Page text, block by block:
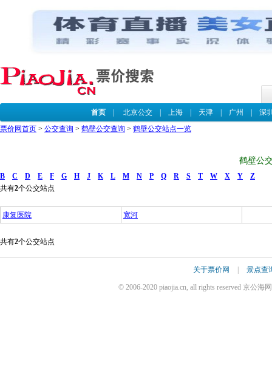
首页| 北京公交| 上海| 天津| 广州
深
票价网首页 > 公交查询 > 鹤壁公交查询 > 鹤壁公交站点一览
鹤壁公
B C D E F G H J K L M N P Q R S T W X Y
Z
共有2个公交站点
康复医院 宽河
共有2个公交站点
关于票价网 | 景点查
© 2006-2020 piaojia.cn, all rights reserved 京公海